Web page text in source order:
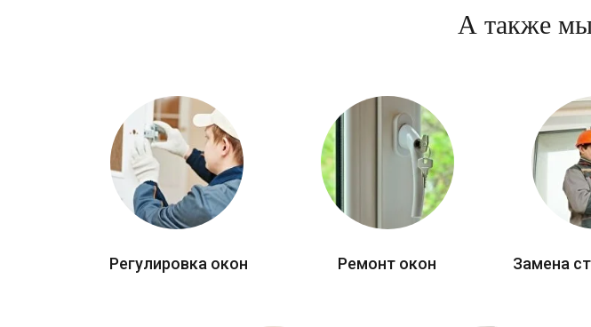
А также
Регулировка окон Ремонт окон Замена